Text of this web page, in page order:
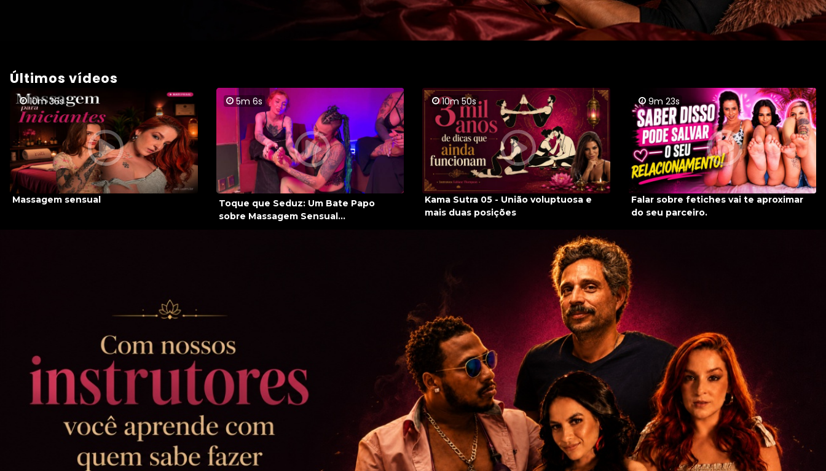
Últimos vídeos
10m 36s
Massagem sensual
5m 6s
Toque que Seduz: Um Bate Papo
sobre Massagem Sensual...
10m 50s
Kama Sutra 05 - União voluptuosa e
mais duas posições
9m 23s
Falar sobre fetiches vai te aproximar
do seu parceiro.